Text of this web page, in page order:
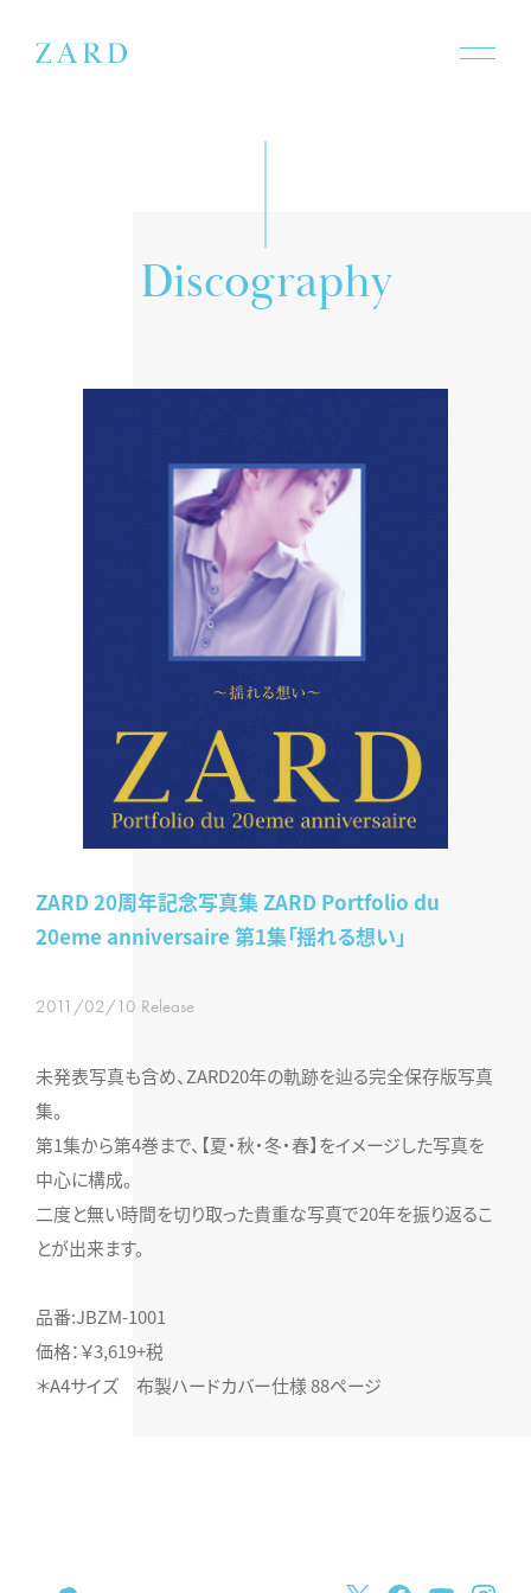
Discography
ZARD 20周年記念写真集 ZARD Portfolio du
20eme anniversaire 第1集「揺れる想い」
2011/02/10 Release
未発表写真も含め、ZARD20年の軌跡を辿る完全保存版写真
集。
第1集から第4巻まで、【夏・秋・冬・春】をイメージした写真を
中心に構成。
二度と無い時間を切り取った貴重な写真で20年を振り返るこ
とが出来ます。
品番:JBZM-1001
価格：￥3,619+税
＊A4サイズ 布製ハードカバー仕様 88ページ